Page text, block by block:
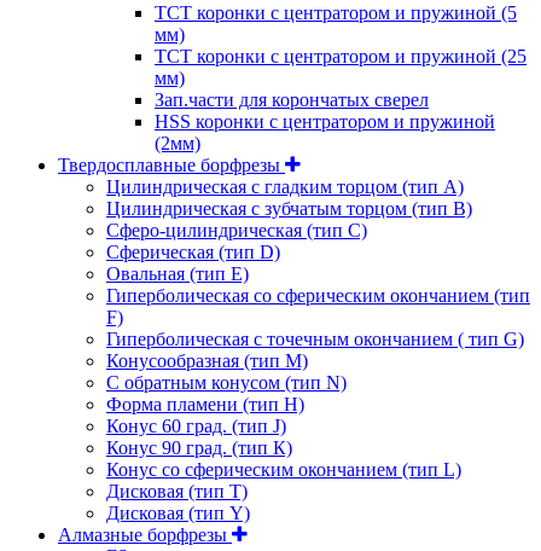
ТСТ коронки с центратором и пружиной (5
мм)
ТСТ коронки с центратором и пружиной (25
мм)
Зап.части для корончатых сверел
HSS коронки с центратором и пружиной
(2мм)
Твердосплавные борфрезы
Цилиндрическая с гладким торцом (тип А)
Цилиндрическая с зубчатым торцом (тип В)
Сферо-цилиндрическая (тип С)
Сферическая (тип D)
Овальная (тип Е)
Гиперболическая со сферическим окончанием (тип
F)
Гиперболическая с точечным окончанием ( тип G)
Конусообразная (тип М)
C обратным конусом (тип N)
Форма пламени (тип H)
Конус 60 град. (тип J)
Конус 90 град. (тип К)
Конус со сферическим окончанием (тип L)
Дисковая (тип Т)
Дисковая (тип Y)
Алмазные борфрезы